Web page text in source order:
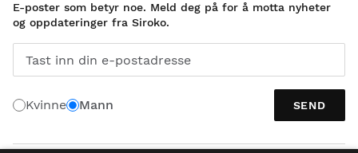
E-poster som betyr noe. Meld deg på for å motta nyheter
og oppdateringer fra Siroko.
Tast inn din e-postadresse
Kvinne Mann SEND